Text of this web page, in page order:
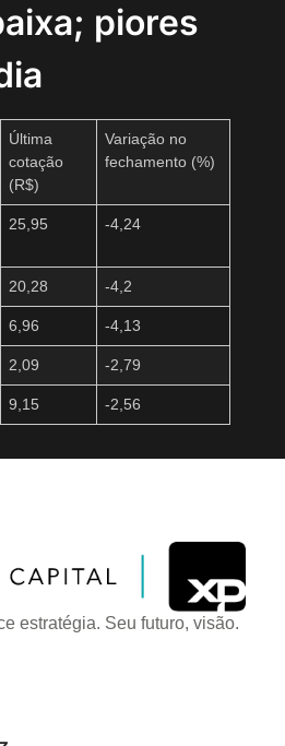
piores
Última
cotação
(R$)
Variação no
fechamento (%)
25,95 -4,24
20,28 -4,2
6,96 -4,13
2,09 -2,79
9,15 -2,56
estratégia. Seu futuro, visão.